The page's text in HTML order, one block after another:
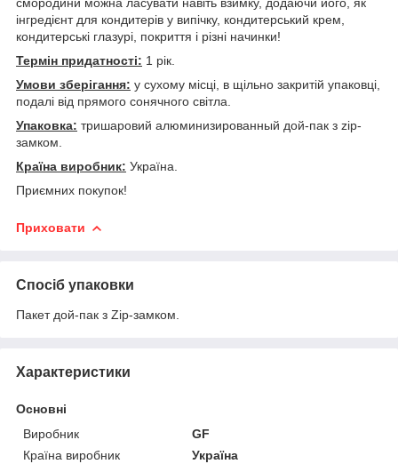
інгредієнт для кондитерів у випічку, кондитерський крем,
кондитерські глазурі, покриття і різні начинки!
Термін придатності: 1 рік.
Умови зберігання: у сухому місці, в щільно закритій упаковці,
подалі від прямого сонячного світла.
Упаковка: тришаровий алюминизированный дой-пак з zip-
замком.
Країна виробник: Україна.
Приємних покупок!
Приховати
Спосіб упаковки
Пакет дой-пак з Zip-замком.
Характеристики
Основні
Виробник
GF
Країна виробник
Україна